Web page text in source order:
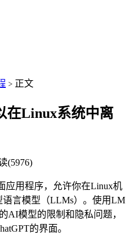
> 正文
在Linux系统中离
(5976)
应用程序，允许你在Linux机
言模型（LLMs）。使用LM
的AI模型的限制和隐私问题，
的界面。